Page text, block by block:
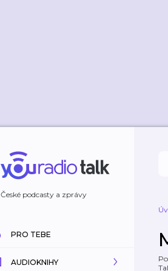
České podcasty a zprávy
PRO TEBE
AUDIOKNIHY